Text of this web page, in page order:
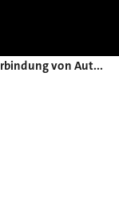
Pragmatische Verbindung von Automatisierungstechnik und KI